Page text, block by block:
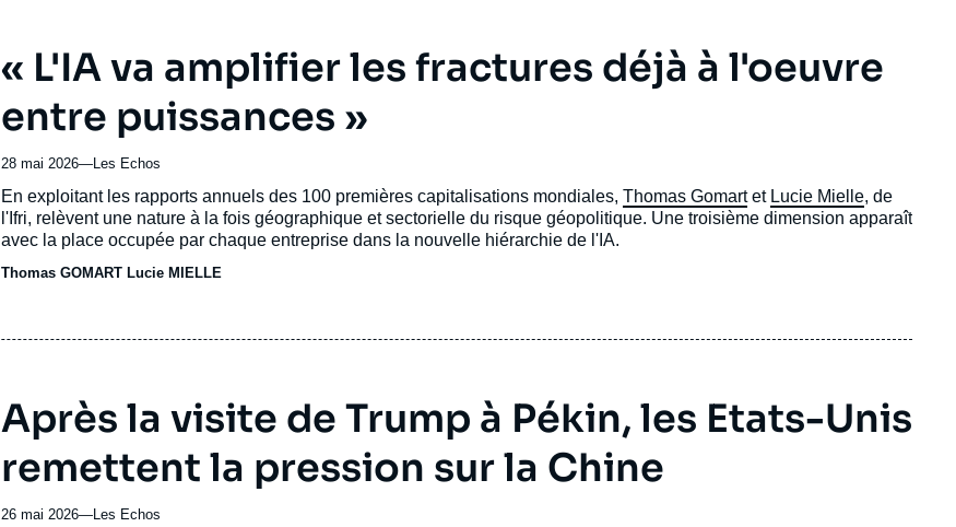
« L'IA va amplifier les fractures déjà à l'oeuvre
entre puissances »
28 mai 2026—Nom
journal,
revue
ou
émission
Les Echos
Accroche
En exploitant les rapports annuels des 100 premières capitalisations mondiales, Thomas Gomartet Lucie Mielle, de
l'Ifri, relèvent une nature à la fois géographique et sectorielle du risque géopolitique. Une troisième dimension apparaît
avec la place occupée par chaque entreprise dans la nouvelle hiérarchie de l'IA.
Thomas GOMART Lucie MIELLE
Après la visite de Trump à Pékin, les Etats-Unis
remettent la pression sur la Chine
26 mai 2026—Nom
Les Echos